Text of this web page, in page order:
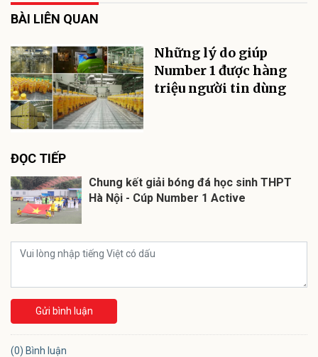
BÀI LIÊN QUAN
Những lý do giúp
Number 1 được hàng
triệu người tin dùng
ĐỌC TIẾP
Chung kết giải bóng đá học sinh THPT
Hà Nội - Cúp Number 1 Active
Gửi bình luận
(0) Bình luận